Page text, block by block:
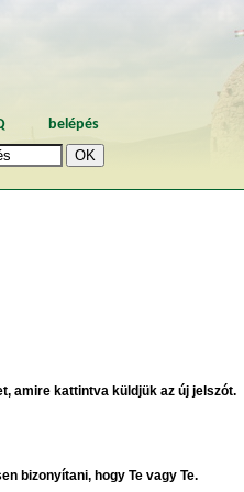
belépés
amire kattintva küldjük az új jelszót.
bizonyítani, hogy Te vagy Te.